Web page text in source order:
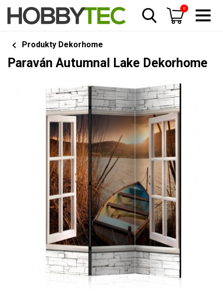
0
Produkty Dekorhome
Paraván Autumnal Lake Dekorhome